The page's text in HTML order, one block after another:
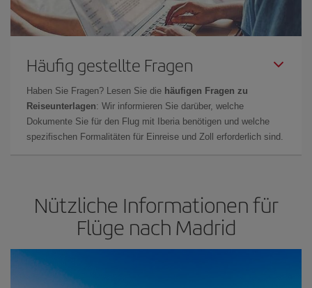
Häufig gestellte Fragen
Haben Sie Fragen? Lesen Sie die häufigen Fragen zu
Reiseunterlagen: Wir informieren Sie darüber, welche
Dokumente Sie für den Flug mit Iberia benötigen und welche
spezifischen Formalitäten für Einreise und Zoll erforderlich sind.
Nützliche Informationen für
Flüge nach Madrid